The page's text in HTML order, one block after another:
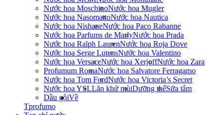
Nước hoa MoschinoNước hoa Mugler
Nước hoa NasomattoNước hoa Nautica
Nước hoa NishaneNước hoa Paco Rabanne
Nước hoa Parfums de MarlyNước hoa Prada
Nước hoa Ralph LaurenNước hoa Roja Dove
Nước hoa Serge LutensNước hoa Valentino
Nước hoa VersaceNước hoa XerjoffNước hoa Zara
Profumum RomaNước hoa Salvatore Ferragamo
Nước hoa Tom FordNước hoa Victoria’s Secret
Nước hoa YSLLăn khử mùiDưỡng thểSữa tắm
Dầu gộiVề
Tprofumo